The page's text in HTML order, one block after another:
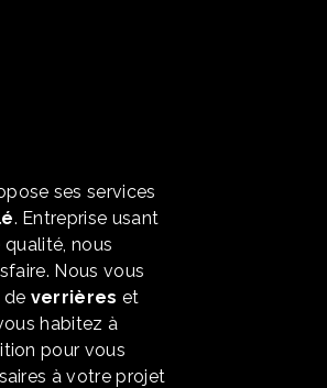
ses services
. Entreprise usant
qualité, nous
Nous vous
de verrières et
habitez à
pour vous
à votre projet